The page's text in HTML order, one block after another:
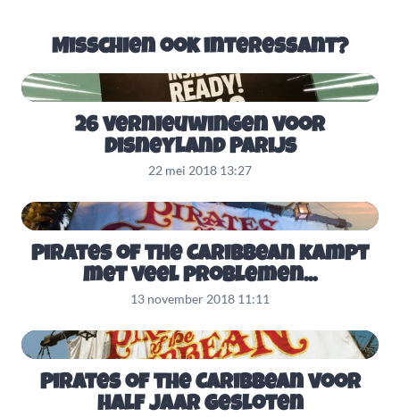
Misschien ook interessant?
26 vernieuwingen voor
Disneyland Parijs
22 mei 2018 13:27
Pirates of the Caribbean kampt
met veel problemen...
13 november 2018 11:11
Pirates of the Caribbean voor
half jaar gesloten